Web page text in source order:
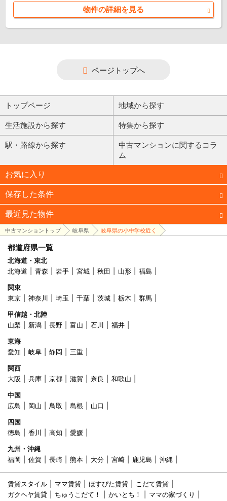
物件の詳細を見る
ページトップへ
トップページ 地域から探す
生活施設から探す 特集から探す
駅・路線から探す
中古マンションに関するコラ
ム
お気に入り
保存した条件
最近見た物件
中古マンショントップ 岐阜県 岐阜県の小中学校近く
都道府県一覧
北海道・東北
北海道
青森 岩手 宮城 秋田 山形
福島
関東
東京
神奈川 埼玉 千葉 茨城 栃木
群馬
甲信越・北陸
山梨
新潟 長野 富山 石川
福井
東海
愛知
岐阜 静岡
三重
関西
大阪
兵庫 京都 滋賀 奈良
和歌山
中国
広島
岡山 鳥取 島根
山口
四国
徳島
香川 高知
愛媛
九州・沖縄
福岡
佐賀 長崎 熊本 大分 宮崎 鹿児島 沖縄
賃貸スタイル ママ賃貸 ほすぴた賃貸
こだて賃貸
ガクヘヤ賃貸
ちゅうこだて！ かいとち！ ママの家づくり